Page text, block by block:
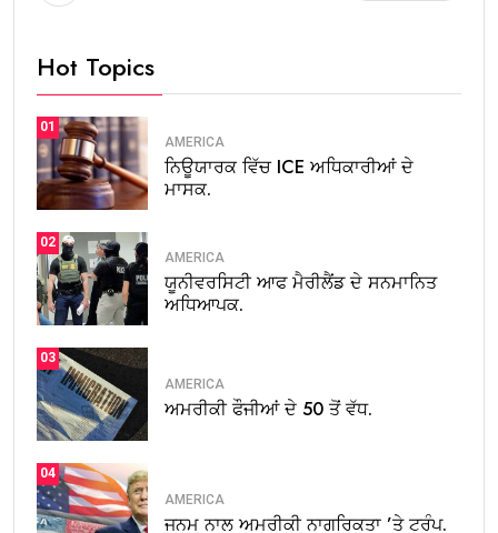
Hot Topics
01
AMERICA
ਨਿਊਯਾਰਕ ਵਿੱਚ ICE ਅਧਿਕਾਰੀਆਂ ਦੇ
ਮਾਸਕ.
02
AMERICA
ਯੂਨੀਵਰਸਿਟੀ ਆਫ ਮੈਰੀਲੈਂਡ ਦੇ ਸਨਮਾਨਿਤ
ਅਧਿਆਪਕ.
03
AMERICA
ਅਮਰੀਕੀ ਫੌਜੀਆਂ ਦੇ 50 ਤੋਂ ਵੱਧ.
04
AMERICA
ਜਨਮ ਨਾਲ ਅਮਰੀਕੀ ਨਾਗਰਿਕਤਾ ’ਤੇ ਟਰੰਪ.